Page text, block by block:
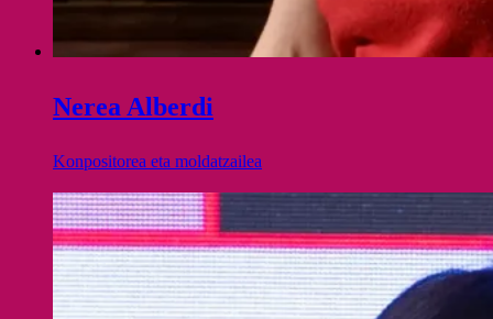
Nerea Alberdi
Konpositorea eta moldatzailea